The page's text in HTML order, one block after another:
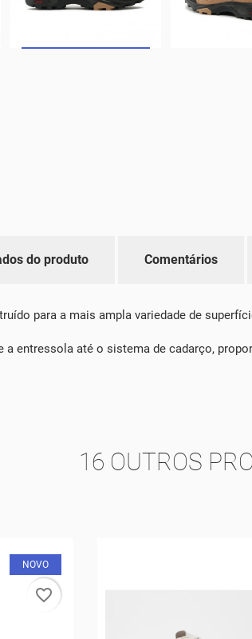
do produto Comentários
para a mais ampla variedade de
a entressola até o sistema de cadarço,
16 OUTROS
favorite_border